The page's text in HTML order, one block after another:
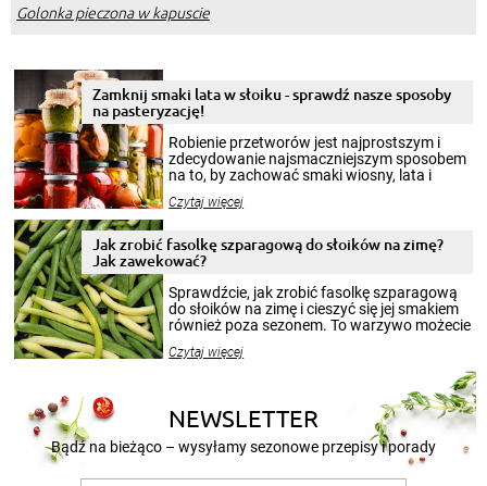
Golonka pieczona w kapuscie
Zamknij smaki lata w słoiku - sprawdź nasze sposoby
na pasteryzację!
Robienie przetworów jest najprostszym i
zdecydowanie najsmaczniejszym sposobem
na to, by zachować smaki wiosny, lata i
krajobrazów, by cieszyć nimi oko w sezonie
pełni poczuć atmosferę cieplejszych
miesięcy. Przygotowanie słoików ze
patenty, które pozwolą zachować świeżość
przetworów.
Czytaj więcej
Jak zrobić fasolkę szparagową do słoików na zimę?
Jak zawekować?
Sprawdźcie, jak zrobić fasolkę szparagową
do słoików na zimę i cieszyć się jej smakiem
również poza sezonem. To warzywo możecie
nasze propozycje!
Czytaj więcej
NEWSLETTER
Bądź na bieżąco – wysyłamy sezonowe przepisy i porady